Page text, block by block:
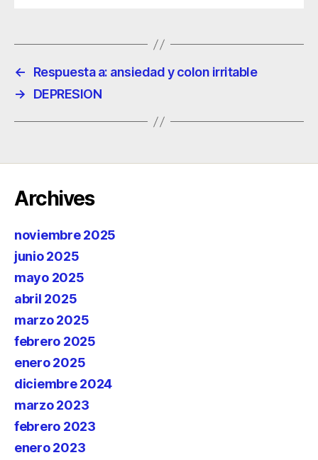
←
Respuesta a: ansiedad y colon irritable
→
DEPRESION
Archives
noviembre 2025
junio 2025
mayo 2025
abril 2025
marzo 2025
febrero 2025
enero 2025
diciembre 2024
marzo 2023
febrero 2023
enero 2023